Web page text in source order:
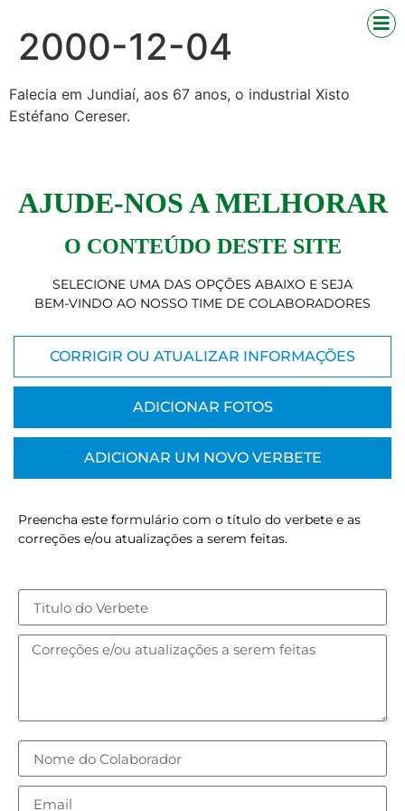
2000-12-04
Falecia em Jundiaí, aos 67 anos, o industrial Xisto
Estéfano Cereser.
AJUDE-NOS A MELHORAR
O CONTEÚDO DESTE SITE
SELECIONE UMA DAS OPÇÕES ABAIXO E SEJA
BEM-VINDO AO NOSSO TIME DE COLABORADORES
CORRIGIR OU ATUALIZAR INFORMAÇÕES
ADICIONAR FOTOS
ADICIONAR UM NOVO VERBETE
Preencha este formulário com o título do verbete e as
correções e/ou atualizações a serem feitas.